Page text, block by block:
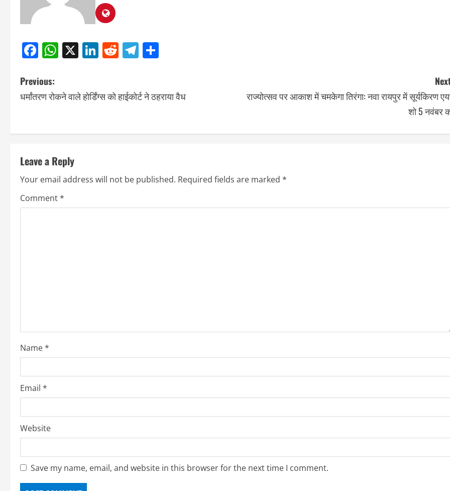
Facebook
WhatsApp
X LinkedIn
RedditTelegram
Previous:
धर्मांतरण रोकने वाले होर्डिंग्स को हाईकोर्ट ने ठहराया वैध
राज्योत्सव पर आकाश में चमकेगा तिरंगा: नवा रायपुर में सूर्यकिरण
शो 5 नवंबर
Leave a Reply
Your email address will not be published. Required fields are marked *
Comment*
Name*
Email *
Website
Save my name, email, and website in this browser for the next time I comment.